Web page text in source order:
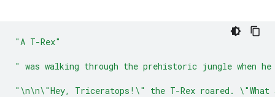
"A T-Rex"
" was walking through the prehistoric jungle when
"\n\n\"Hey, Triceratops!\" the T-Rex roared. \"What